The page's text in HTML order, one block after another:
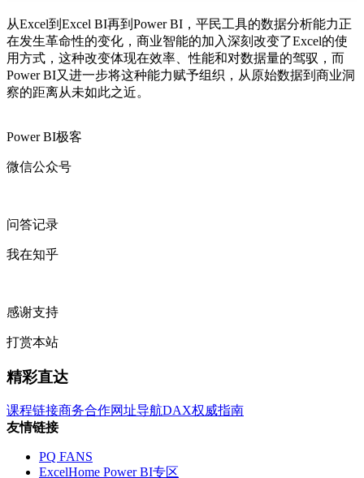
从Excel到Excel BI再到Power BI，平民工具的数据分析能力正
在发生革命性的变化，商业智能的加入深刻改变了Excel的使
用方式，这种改变体现在效率、性能和对数据量的驾驭，而
Power BI又进一步将这种能力赋予组织，从原始数据到商业洞
察的距离从未如此之近。
Power BI极客
微信公众号
问答记录
我在知乎
感谢支持
打赏本站
精彩直达
课程链接商务合作网址导航DAX权威指南
友情链接
PQ FANS
ExcelHome Power BI专区